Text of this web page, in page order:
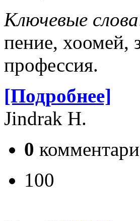
Ключевые
пение, хоомей,
профессия.
[Подробнее]
Jindrak H.
0
100